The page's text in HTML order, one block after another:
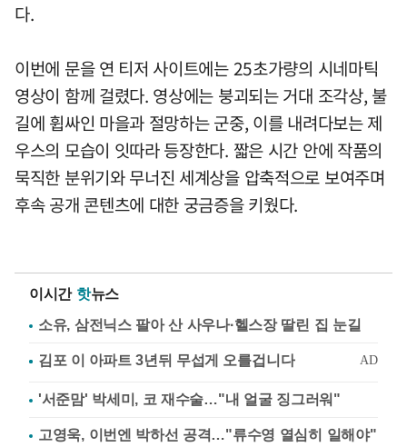
다.
이번에 문을 연 티저 사이트에는 25초가량의 시네마틱
영상이 함께 걸렸다. 영상에는 붕괴되는 거대 조각상, 불
길에 휩싸인 마을과 절망하는 군중, 이를 내려다보는 제
우스의 모습이 잇따라 등장한다. 짧은 시간 안에 작품의
묵직한 분위기와 무너진 세계상을 압축적으로 보여주며
후속 공개 콘텐츠에 대한 궁금증을 키웠다.
이시간 핫뉴스
소유, 삼전닉스 팔아 산 사우나·헬스장 딸린 집 눈길
'서준맘' 박세미, 코 재수술…"내 얼굴 징그러워"
고영욱, 이번엔 박하선 공격…"류수영 열심히 일해야"